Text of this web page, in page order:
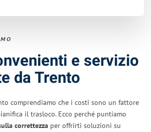
e servizio
da Trento
comprendiamo che i costi sono un fattore
il trasloco. Ecco perché puntiamo
correttezza per offrirti soluzioni su